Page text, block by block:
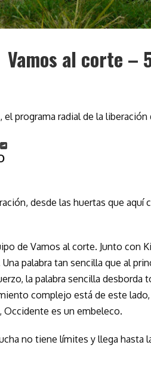
Vamos al corte –
programa radial de la liberación
desde las huertas que aquí
de Vamos al corte. Junto con
palabra tan sencilla que al
la palabra sencilla desborda
complejo está de este lado,
Occidente es un embeleco.
no tiene límites y llega hasta